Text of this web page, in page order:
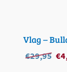
Vlag –
€29,95 €